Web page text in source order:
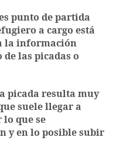
punto de partida
a cargo está
la información
de las picadas o
picada resulta muy
suele llegar a
lo que se
y en lo posible subir